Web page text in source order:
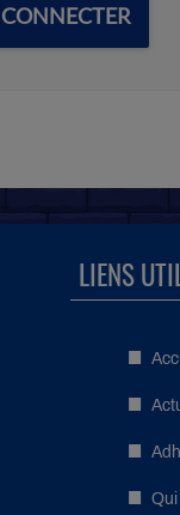
CONNECTER
LIENS